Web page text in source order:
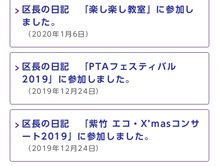
区長の日記 「楽し楽し教室」に参加し
ました。
（2020年1月6日）
区長の日記 「PTAフェスティバル
2019」に参加しました。
（2019年12月24日）
区長の日記 「紫竹 エコ・X’masコンサ
ート2019」に参加しました。
（2019年12月24日）